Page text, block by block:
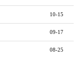
10-15
09-17
08-25